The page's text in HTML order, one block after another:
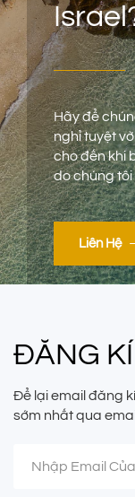
Hãy để
nghỉ tuyệt
cho đến khi
do chúng
Liên Hệ
ĐĂNG
Để lại email đăng
sớm nhất qua